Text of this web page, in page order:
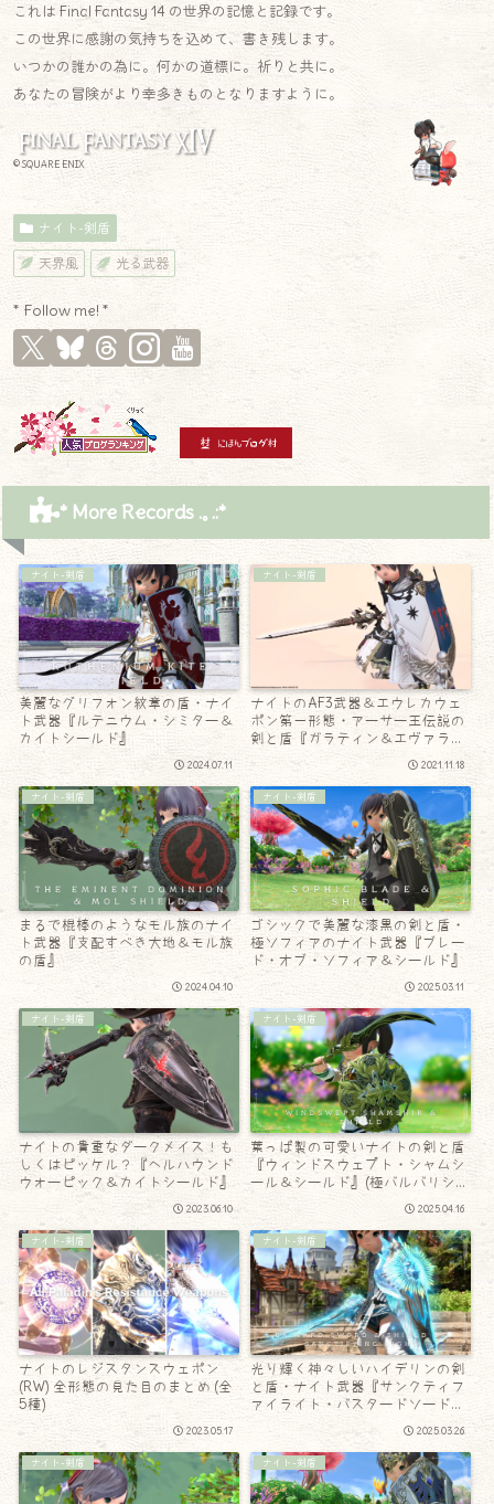
これは Final Fantasy 14 の世界の記憶と記録です。
この世界に感謝の気持ちを込めて、書き残します。
いつかの誰かの為に。何かの道標に。祈りと共に。
あなたの冒険がより幸多きものとなりますように。
© SQUARE ENIX
ナイト-剣盾
天界風 光る武器
* Follow me! *
* More Records .｡.:*
ナイト-剣盾
美麗なグリフォン紋章の盾・ナイ
ト武器『ルテニウム・シミター＆
カイトシールド』
2024.07.11
ナイト-剣盾
ナイトのAF3武器＆エウレカウェ
ポン第一形態・アーサー王伝説の
剣と盾『ガラティン＆エヴァラッ
2021.11.18
ナイト-剣盾
まるで棍棒のようなモル族のナイ
ト武器『支配すべき大地＆モル族
の盾』
2024.04.10
ナイト-剣盾
ゴシックで美麗な漆黒の剣と盾・
極ソフィアのナイト武器『ブレー
ド・オブ・ソフィア＆シールド』
2025.03.11
ナイト-剣盾
ナイトの貴重なダークメイス！も
しくはピッケル？『ヘルハウンド
ウォーピック＆カイトシールド』
2023.06.10
ナイト-剣盾
葉っぱ製の可愛いナイトの剣と盾
『ウィンドスウェプト・シャムシ
ール＆シールド』(極バルバリシア
討滅戦)
2025.04.16
ナイト-剣盾
ナイトのレジスタンスウェポン
(RW) 全形態の見た目のまとめ (全
5種)
2023.05.17
ナイト-剣盾
光り輝く神々しいハイデリンの剣
と盾・ナイト武器『サンクティフ
ァイライト・バスタードソード＆
2025.03.26
ナイト-剣盾 ナイト-剣盾